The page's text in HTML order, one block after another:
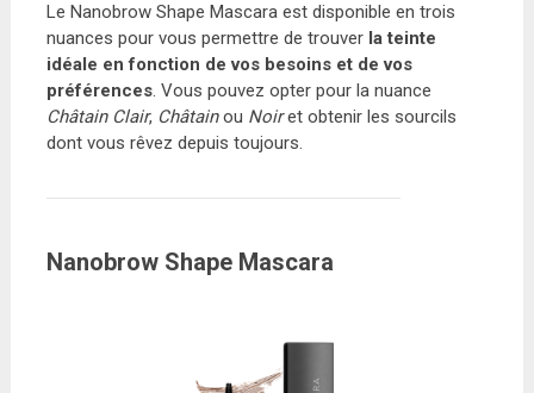
Le Nanobrow Shape Mascara est disponible en trois
nuances pour vous permettre de trouver la teinte
idéale en fonction de vos besoins et de vos
préférences. Vous pouvez opter pour la nuance
Châtain Clair, Châtainou Noiret obtenir les sourcils
dont vous rêvez depuis toujours.
Nanobrow Shape Mascara